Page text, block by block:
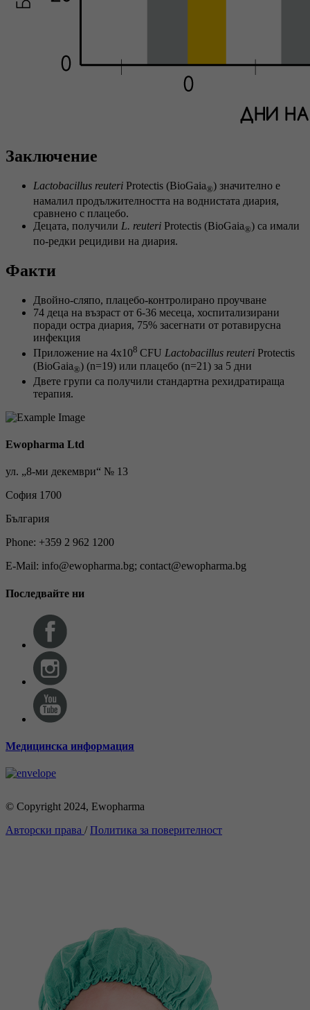
Заключение
Lactobacillus reuteri Protectis (BioGaia®) значително е
намалил продължителността на воднистата диария,
сравнено с плацебо.
Децата, получили L. reuteri Protectis (BioGaia®) са имали
по-редки рецидиви на диария.
Факти
Двойно-сляпо, плацебо-контролирано проучване
74 деца на възраст от 6-36 месеца, хоспитализирани
поради остра диария, 75% засегнати от ротавирусна
инфекция
Приложение на 4x108 CFU Lactobacillus reuteri Protectis
(BioGaia®) (n=19) или плацебо (n=21) за 5 дни
Двете групи са получили стандартна рехидратираща
терапия.
Ewopharma Ltd
ул. „8-ми декември“ № 13
София 1700
България
Phone: +359 2 962 1200
E-Mail: info@ewopharma.bg; contact@ewopharma.bg
Последвайте ни
Медицинска информация
© Copyright 2024, Ewopharma
Авторски права /Политика за поверителност